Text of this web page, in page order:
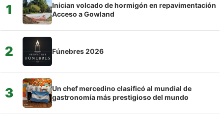
1
Inician volcado de hormigón en repavimentación
Acceso a Gowland
2 Fúnebres 2026
3
Un chef mercedino clasificó al mundial de
gastronomía más prestigioso del mundo